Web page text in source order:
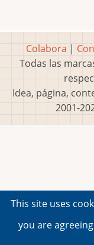
Colabora |
Todas las
Idea, página,
2001-
This site uses
you are